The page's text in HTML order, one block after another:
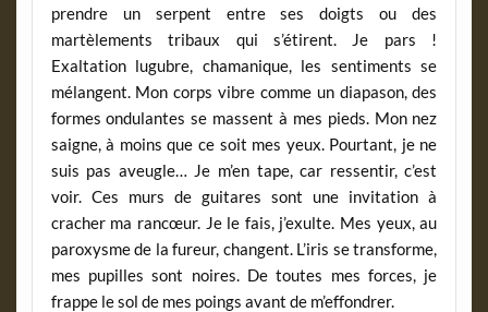
prendre un serpent entre ses doigts ou des
martèlements tribaux qui s’étirent. Je pars !
Exaltation lugubre, chamanique, les sentiments se
mélangent. Mon corps vibre comme un diapason, des
formes ondulantes se massent à mes pieds. Mon nez
saigne, à moins que ce soit mes yeux. Pourtant, je ne
suis pas aveugle… Je m’en tape, car ressentir, c’est
voir. Ces murs de guitares sont une invitation à
cracher ma rancœur. Je le fais, j’exulte. Mes yeux, au
paroxysme de la fureur, changent. L’iris se transforme,
mes pupilles sont noires. De toutes mes forces, je
frappe le sol de mes poings avant de m’effondrer.